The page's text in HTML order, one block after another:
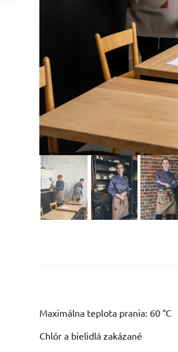
Maximálna teplota prania: 60 °C
Chlór a bielidlá zakázané